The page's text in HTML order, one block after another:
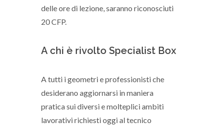
delle ore di lezione, saranno riconosciuti
20 CFP.
A chi è rivolto Specialist Box
A tutti i geometri e professionisti che
desiderano aggiornarsi in maniera
pratica sui diversi e molteplici ambiti
lavorativi richiesti oggi al tecnico